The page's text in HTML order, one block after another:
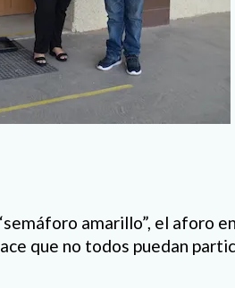
amarillo”, el aforo
que no todos puedan